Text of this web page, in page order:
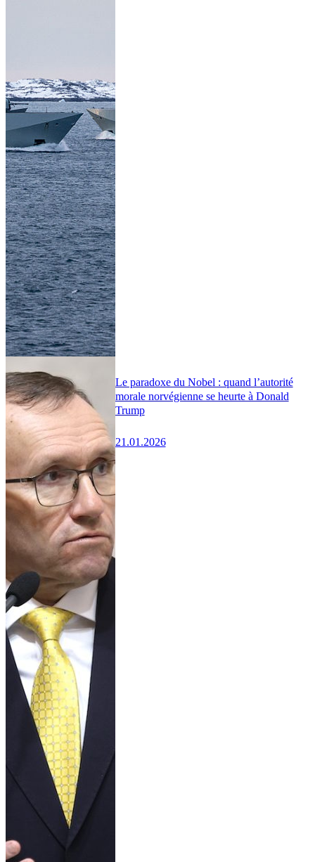
Le paradoxe du Nobel : quand l’autorité
morale norvégienne se heurte à Donald
Trump
21.01.2026